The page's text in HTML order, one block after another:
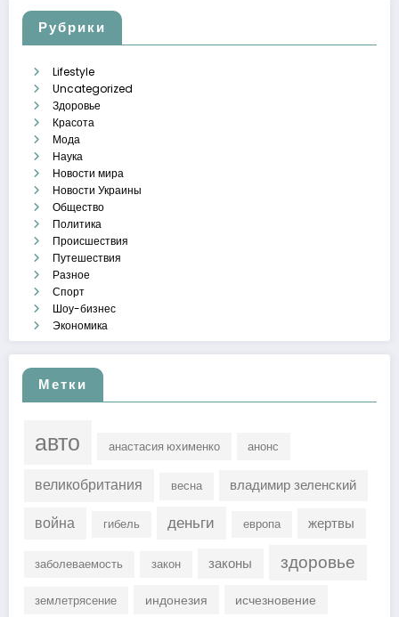
Рубрики
Lifestyle
Uncategorized
Здоровье
Красота
Мода
Наука
Новости мира
Новости Украины
Общество
Политика
Происшествия
Путешествия
Разное
Спорт
Шоу-бизнес
Экономика
Метки
авто анастасия юхименко анонс
великобритания весна владимир зеленский
война гибель деньги европа жертвы
заболеваемость закон законы здоровье
землетрясение индонезия
исчезновение